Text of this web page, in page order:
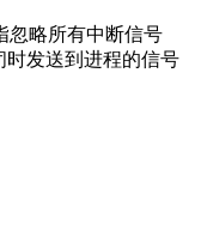
忽略所有中断信号
时发送到进程的信号